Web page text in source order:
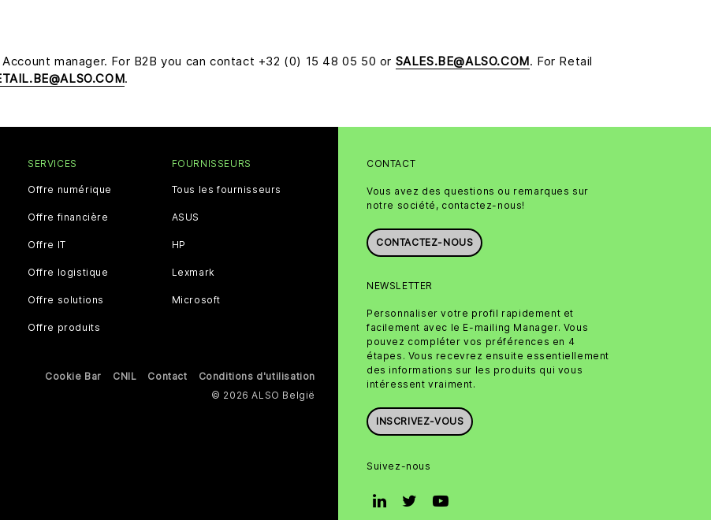
manager. For B2B you can contact +32 (0) 15 48 05 50 or SALES.BE@ALSO.COM. For Retail
.
CONTACT
Vous avez des questions ou remarques sur
notre société, contactez-nous!
CONTACTEZ-NOUS
NEWSLETTER
Personnaliser votre profil rapidement et
facilement avec le E-mailing Manager. Vous
pouvez compléter vos préférences en 4
étapes. Vous recevrez ensuite essentiellement
des informations sur les produits qui vous
intéressent vraiment.
INSCRIVEZ-VOUS
Suivez-nous
SERVICES
Offre numérique
Offre financière
Offre IT
Offre logistique
Offre solutions
Offre produits
FOURNISSEURS
Tous les fournisseurs
ASUS
HP
Lexmark
Microsoft
Cookie Bar CNIL Contact
Conditions d'utilisation
© 2026 ALSO België